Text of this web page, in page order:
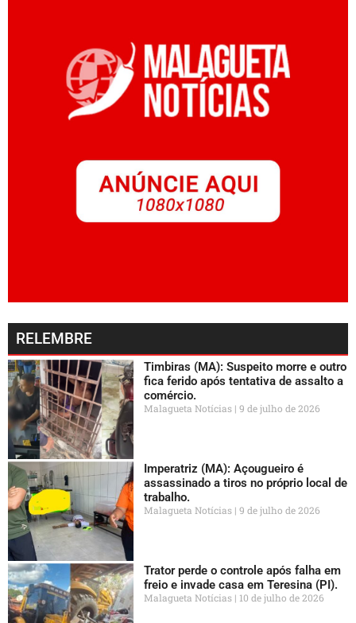
RELEMBRE
Timbiras (MA): Suspeito morre e outro
fica ferido após tentativa de assalto a
comércio.
Malagueta Notícias 9 de julho de 2026
Imperatriz (MA): Açougueiro é
assassinado a tiros no próprio local de
trabalho.
Malagueta Notícias 9 de julho de 2026
Trator perde o controle após falha em
freio e invade casa em Teresina (PI).
Malagueta Notícias 10 de julho de 2026